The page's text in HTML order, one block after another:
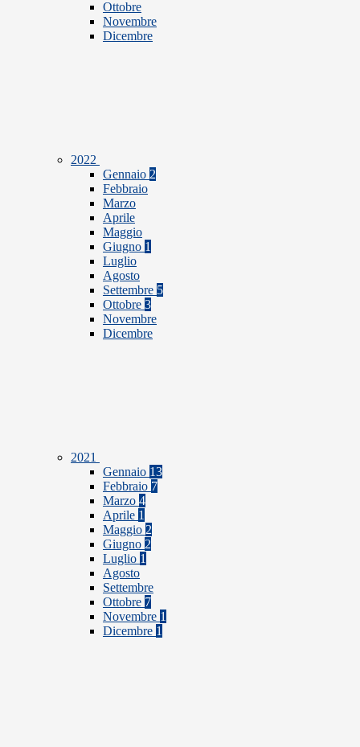
Ottobre
Novembre
Dicembre
2022
Gennaio 2
Febbraio
Marzo
Aprile
Maggio
Giugno 1
Luglio
Agosto
Settembre 5
Ottobre 3
Novembre
Dicembre
2021
Gennaio 13
Febbraio 7
Marzo 4
Aprile 1
Maggio 2
Giugno 2
Luglio 1
Agosto
Settembre
Ottobre 7
Novembre 1
Dicembre 1